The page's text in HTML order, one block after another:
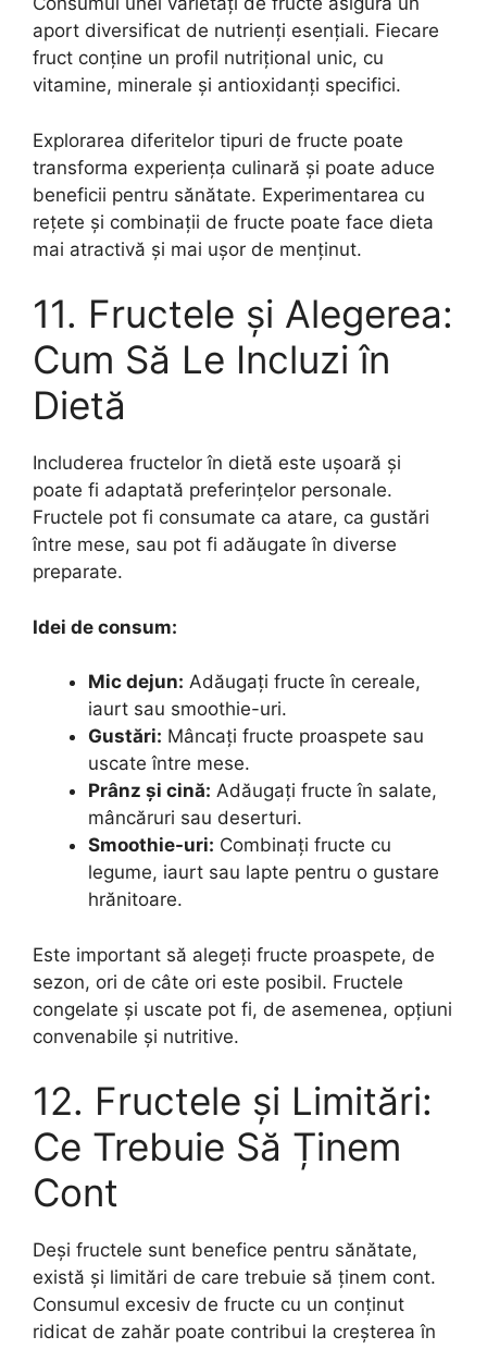
aport diversificat de nutrienți esențiali. Fiecare
fruct conține un profil nutrițional unic, cu
vitamine, minerale și antioxidanți specifici.
Explorarea diferitelor tipuri de fructe poate
transforma experiența culinară și poate aduce
beneficii pentru sănătate. Experimentarea cu
rețete și combinații de fructe poate face dieta
mai atractivă și mai ușor de menținut.
11. Fructele și Alegerea:
Cum Să Le Incluzi în
Dietă
Includerea fructelor în dietă este ușoară și
poate fi adaptată preferințelor personale.
Fructele pot fi consumate ca atare, ca gustări
între mese, sau pot fi adăugate în diverse
preparate.
Idei de consum:
Mic dejun: Adăugați fructe în cereale,
iaurt sau smoothie-uri.
Gustări: Mâncați fructe proaspete sau
uscate între mese.
Prânz și cină: Adăugați fructe în salate,
mâncăruri sau deserturi.
Smoothie-uri: Combinați fructe cu
legume, iaurt sau lapte pentru o gustare
hrănitoare.
Este important să alegeți fructe proaspete, de
sezon, ori de câte ori este posibil. Fructele
congelate și uscate pot fi, de asemenea, opțiuni
convenabile și nutritive.
12. Fructele și Limitări:
Ce Trebuie Să Ținem
Cont
Deși fructele sunt benefice pentru sănătate,
există și limitări de care trebuie să ținem cont.
Consumul excesiv de fructe cu un conținut
ridicat de zahăr poate contribui la creșterea în